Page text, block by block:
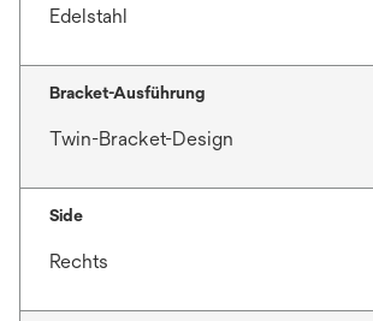
Edelstahl
Bracket-Ausführung
Twin-Bracket-Design
Side
Rechts